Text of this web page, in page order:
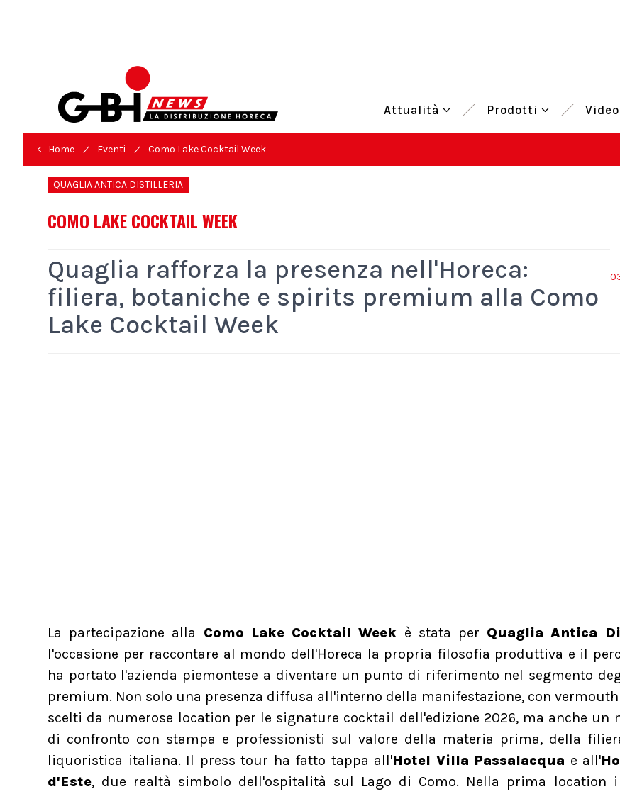
Attualità Prodotti Video
< Home / Eventi / Como Lake Cocktail Week
QUAGLIA ANTICA DISTILLERIA
COMO LAKE COCKTAIL WEEK
Quaglia rafforza la presenza nell'Horeca:
filiera, botaniche e spirits premium alla Como
Lake Cocktail Week
La partecipazione alla Como Lake Cocktail Week è stata per Quaglia Antica
l'occasione per raccontare al mondo dell'Horeca la propria filosofia produttiva e il
ha portato l'azienda piemontese a diventare un punto di riferimento nel segmento
premium. Non solo una presenza diffusa all'interno della manifestazione, con
scelti da numerose location per le signature cocktail dell'edizione 2026, ma anche un
di confronto con stampa e professionisti sul valore della materia prima, della
liquoristica italiana. Il press tour ha fatto tappa all'Hotel Villa Passalacqua e all'
d'Este, due realtà simbolo dell'ospitalità sul Lago di Como. Nella prima location